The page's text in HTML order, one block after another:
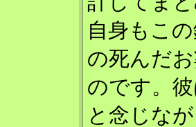
自身もこ
の死んだ
のです。
と念じな